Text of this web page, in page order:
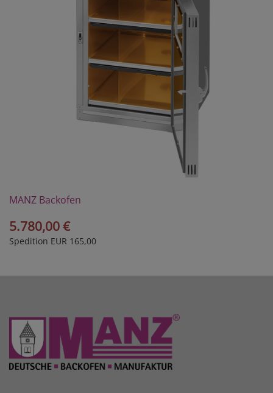
MANZ Backofen
5.780,00 €
Spedition EUR 165,00